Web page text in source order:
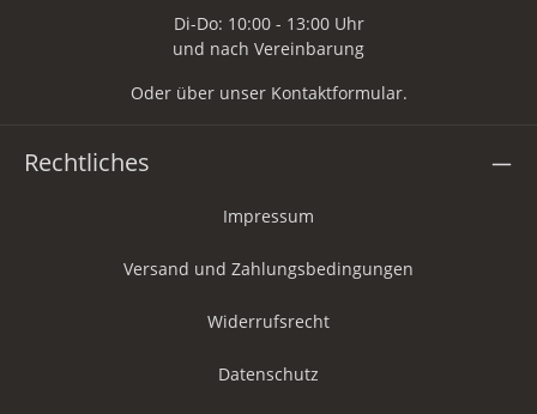
Di-Do: 10:00 - 13:00 Uhr
und nach Vereinbarung
Oder über unser Kontaktformular.
Rechtliches
Impressum
Versand und Zahlungsbedingungen
Widerrufsrecht
Datenschutz